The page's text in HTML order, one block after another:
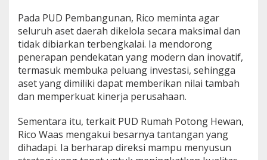
Pada PUD Pembangunan, Rico meminta agar
seluruh aset daerah dikelola secara maksimal dan
tidak dibiarkan terbengkalai. Ia mendorong
penerapan pendekatan yang modern dan inovatif,
termasuk membuka peluang investasi, sehingga
aset yang dimiliki dapat memberikan nilai tambah
dan memperkuat kinerja perusahaan.
Sementara itu, terkait PUD Rumah Potong Hewan,
Rico Waas mengakui besarnya tantangan yang
dihadapi. Ia berharap direksi mampu menyusun